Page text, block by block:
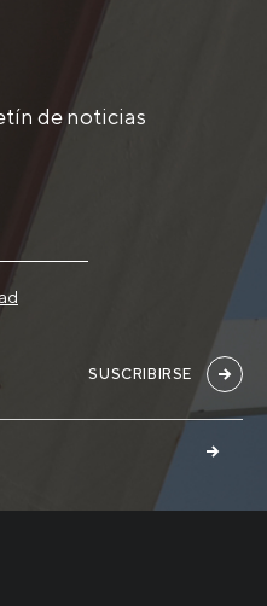
de noticias
SUSCRIBIRSE